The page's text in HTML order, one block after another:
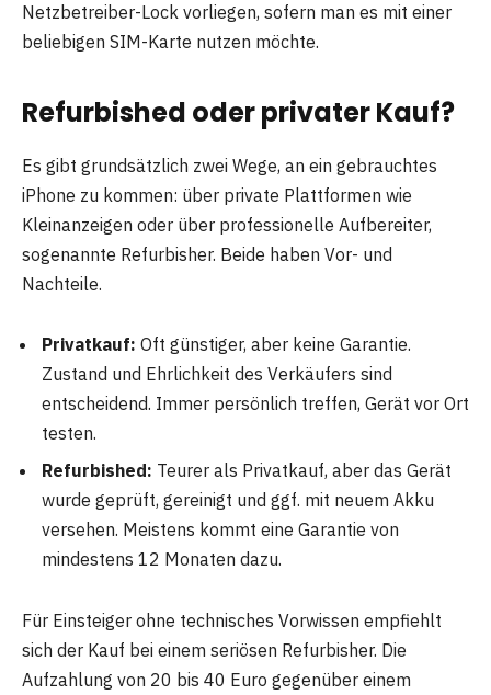
Netzbetreiber-Lock vorliegen, sofern man es mit einer
beliebigen SIM-Karte nutzen möchte.
Refurbished oder privater Kauf?
Es gibt grundsätzlich zwei Wege, an ein gebrauchtes
iPhone zu kommen: über private Plattformen wie
Kleinanzeigen oder über professionelle Aufbereiter,
sogenannte Refurbisher. Beide haben Vor- und
Nachteile.
Privatkauf: Oft günstiger, aber keine Garantie.
Zustand und Ehrlichkeit des Verkäufers sind
entscheidend. Immer persönlich treffen, Gerät vor Ort
testen.
Refurbished: Teurer als Privatkauf, aber das Gerät
wurde geprüft, gereinigt und ggf. mit neuem Akku
versehen. Meistens kommt eine Garantie von
mindestens 12 Monaten dazu.
Für Einsteiger ohne technisches Vorwissen empfiehlt
sich der Kauf bei einem seriösen Refurbisher. Die
Aufzahlung von 20 bis 40 Euro gegenüber einem